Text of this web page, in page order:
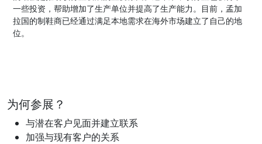
一些投资，帮助增加了生产单位并提高了生产能力。目前，孟加
拉国的制鞋商已经通过满足本地需求在海外市场建立了自己的地
位。
为何参展？
与潜在客户见面并建立联系
加强与现有客户的关系